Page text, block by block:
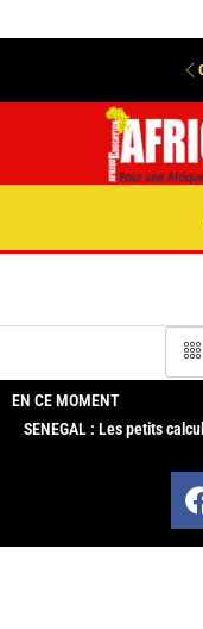
EN CE MOMENT
SENEGAL : Les petits